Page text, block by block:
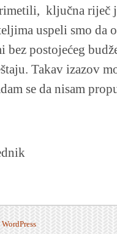
ključna riječ
uspeli smo da
postojećeg
Takav izazov
se da nisam
WordPress